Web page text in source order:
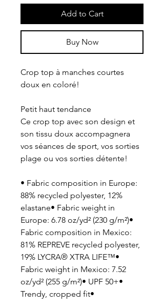
Add to Cart
Buy Now
Crop top à manches courtes
doux en coloré!
Petit haut tendance
Ce crop top avec son design et
son tissu doux accompagnera
vos séances de sport, vos sorties
plage ou vos sorties détente!
• Fabric composition in Europe:
88% recycled polyester, 12%
elastane• Fabric weight in
Europe: 6.78 oz/yd² (230 g/m²)•
Fabric composition in Mexico:
81% REPREVE recycled polyester,
19% LYCRA® XTRA LIFE™•
Fabric weight in Mexico: 7.52
oz/yd² (255 g/m²)• UPF 50+•
Trendy, cropped fit•